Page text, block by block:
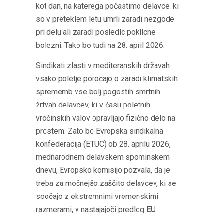
kot dan, na katerega počastimo delavce, ki
so v preteklem letu umrli zaradi nezgode
pri delu ali zaradi posledic poklicne
bolezni. Tako bo tudi na 28. april 2026.
Sindikati zlasti v mediteranskih državah
vsako poletje poročajo o zaradi klimatskih
sprememb vse bolj pogostih smrtnih
žrtvah delavcev, ki v času poletnih
vročinskih valov opravljajo fizično delo na
prostem. Zato bo Evropska sindikalna
konfederacija (ETUC) ob 28. aprilu 2026,
mednarodnem delavskem spominskem
dnevu, Evropsko komisijo pozvala, da je
treba za močnejšo zaščito delavcev, ki se
soočajo z ekstremnimi vremenskimi
razmerami, v nastajajoči predlog EU